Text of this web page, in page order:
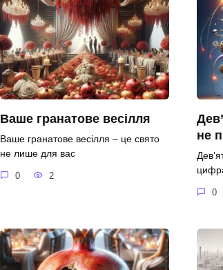
Ваше гранатове весілля
Ваше гранатове весілля – це свято
не лише для вас
0 2
не
0